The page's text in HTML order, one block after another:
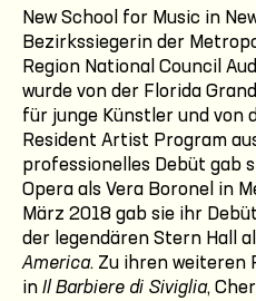
New School for Music in
Bezirkssiegerin der
Region National Council
wurde von der Florida
für junge Künstler und von
Resident Artist Program
professionelles Debüt gab
Opera als Vera Boronel in
März 2018 gab sie ihr
der legendären Stern Hall
America. Zu ihren weiteren
in Il Barbiere di Siviglia,